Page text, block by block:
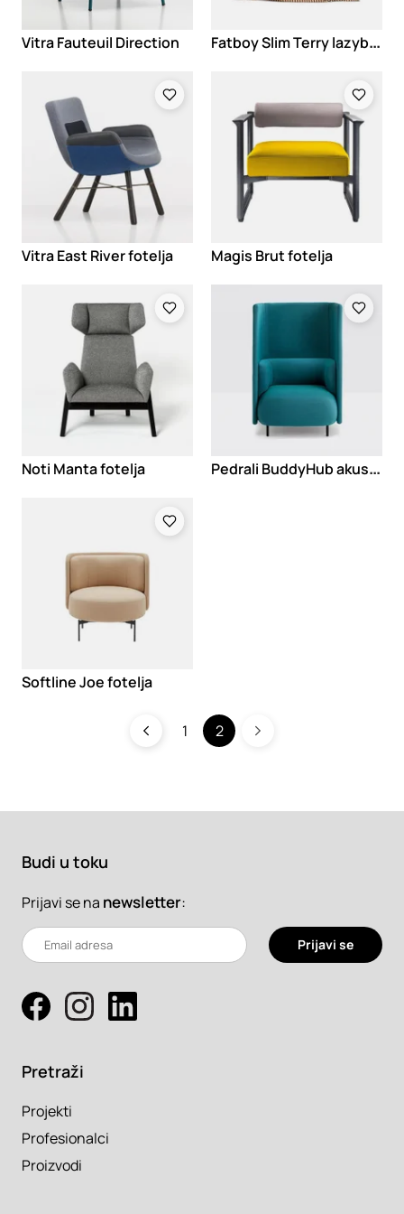
Vitra Fauteuil Direction F
atboy Slim Terry lazybag
Vitra East River fotelja
Magis Brut fotelja
Noti Manta fotelja P
edrali BuddyHub akustična fotelja
Softline Joe fotelja
1 2
Budi u toku
Prijavi se na newsletter:
Prijavi se
Pretraži
Projekti
Profesionalci
Proizvodi